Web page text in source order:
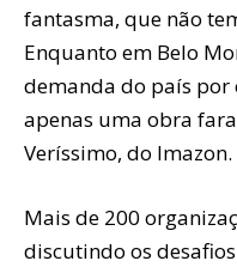
fantasma, que não
Enquanto em Belo
demanda do país por
apenas uma obra
Veríssimo, do Imazon.
Mais de 200
discutindo os